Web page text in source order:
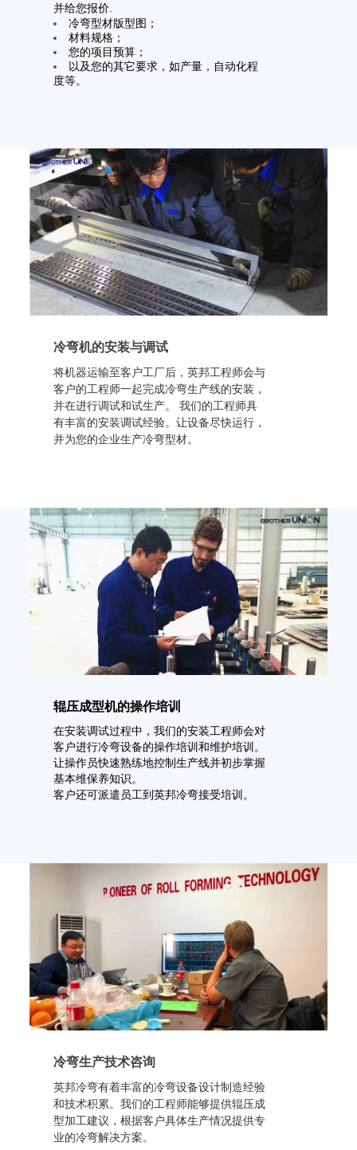
并给您报价.
冷弯型材版型图；
材料规格；
您的项目预算；
以及您的其它要求，如产量，自动化程
度等。
冷弯机的安装与调试
将机器运输至客户工厂后，英邦工程师会与
客户的工程师一起完成冷弯生产线的安装，
并在进行调试和试生产。 我们的工程师具
有丰富的安装调试经验。让设备尽快运行，
并为您的企业生产冷弯型材。
辊压成型机的操作培训
在安装调试过程中，我们的安装工程师会对
客户进行冷弯设备的操作培训和维护培训。
让操作员快速熟练地控制生产线并初步掌握
基本维保养知识。
客户还可派遣员工到英邦冷弯接受培训。
冷弯生产技术咨询
英邦冷弯有着丰富的冷弯设备设计制造经验
和技术积累。我们的工程师能够提供辊压成
型加工建议，根据客户具体生产情况提供专
业的冷弯解决方案。